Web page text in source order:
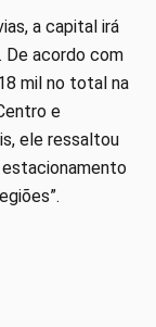
a capital irá
De acordo com
mil no total na
e
ele ressaltou
estacionamento